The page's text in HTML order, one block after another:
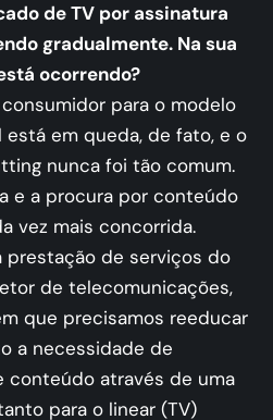
de TV por assinatura
gradualmente. Na sua
ocorrendo?
para o modelo
em queda, de fato, e o
nunca foi tão comum.
e a procura por conteúdo
vez mais concorrida.
prestação de serviços do
de telecomunicações,
que precisamos reeducar
a necessidade de
conteúdo através de uma
para o linear (TV)